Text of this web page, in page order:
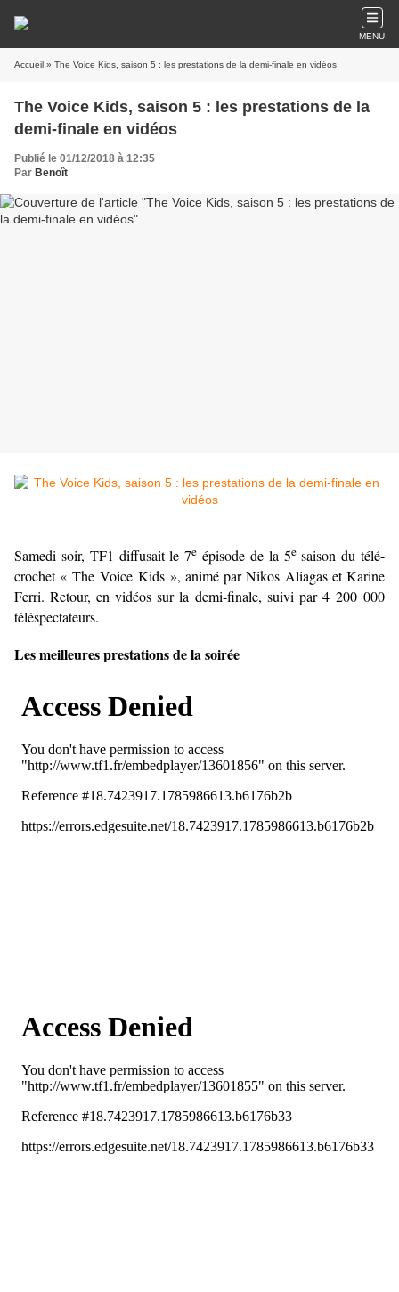
MENU
Accueil » The Voice Kids, saison 5 : les prestations de la demi-finale en vidéos
The Voice Kids, saison 5 : les prestations de la
demi-finale en vidéos
Publié le 01/12/2018 à 12:35
Par Benoît
Samedi soir, TF1 diffusait le 7e épisode de la 5esaison du télé-
crochet « The Voice Kids », animé par Nikos Aliagas et Karine
Ferri. Retour, en vidéos sur la demi-finale, suivi par 4 200 000
téléspectateurs.
Les meilleures prestations de la soirée